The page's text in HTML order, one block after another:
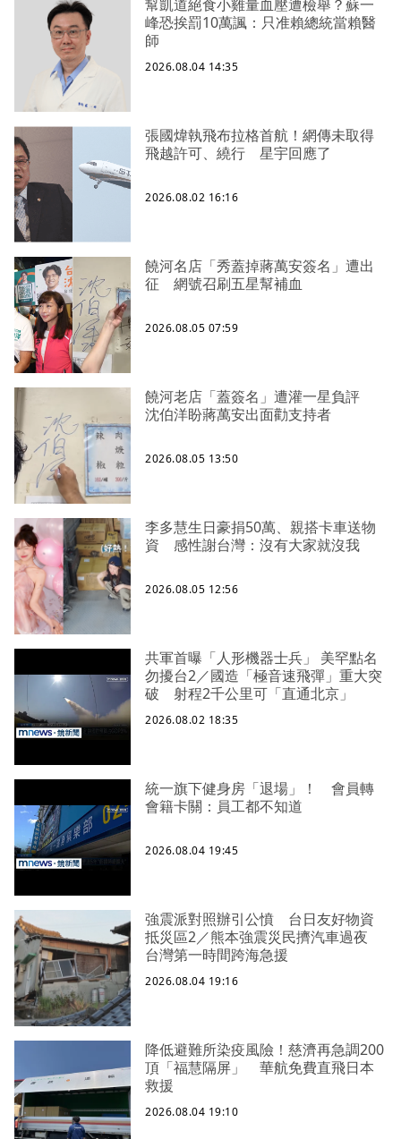
幫凱道絕食小雞量血壓遭檢舉？蘇一
峰恐挨罰10萬諷：只准賴總統當賴醫
師
2026.08.04 14:35
張國煒執飛布拉格首航！網傳未取得
飛越許可、繞行 星宇回應了
2026.08.02 16:16
饒河名店「秀蓋掉蔣萬安簽名」遭出
征 網號召刷五星幫補血
2026.08.05 07:59
饒河老店「蓋簽名」遭灌一星負評
沈伯洋盼蔣萬安出面勸支持者
2026.08.05 13:50
李多慧生日豪捐50萬、親搭卡車送物
資 感性謝台灣：沒有大家就沒我
2026.08.05 12:56
共軍首曝「人形機器士兵」 美罕點名
勿擾台2／國造「極音速飛彈」重大突
破 射程2千公里可「直通北京」
2026.08.02 18:35
統一旗下健身房「退場」！ 會員轉
會籍卡關：員工都不知道
2026.08.04 19:45
強震派對照辦引公憤 台日友好物資
抵災區2／熊本強震災民擠汽車過夜
台灣第一時間跨海急援
2026.08.04 19:16
降低避難所染疫風險！慈濟再急調200
頂「福慧隔屏」 華航免費直飛日本
救援
2026.08.04 19:10